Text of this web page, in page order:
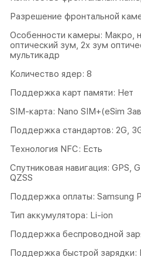
Разрешение фронтальной
Особенности камеры: Макро,
оптический зум, 2х зум
мультикадр
Количество ядер: 8
Поддержка карт памяти: Нет
SIM-карта: Nano SIM+(eSim
Поддержка стандартов: 2G,
Технология NFC: Есть
Спутниковая навигация: GPS,
QZSS
Поддержка оплаты: Samsung
Тип аккумулятора: Li-ion
Поддержка беспроводной
Поддержка быстрой зарядки: